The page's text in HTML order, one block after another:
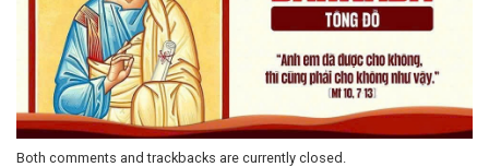
Both comments and trackbacks are currently closed.